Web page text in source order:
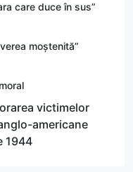
care duce în sus”
moștenită”
victimelor
americane
1944